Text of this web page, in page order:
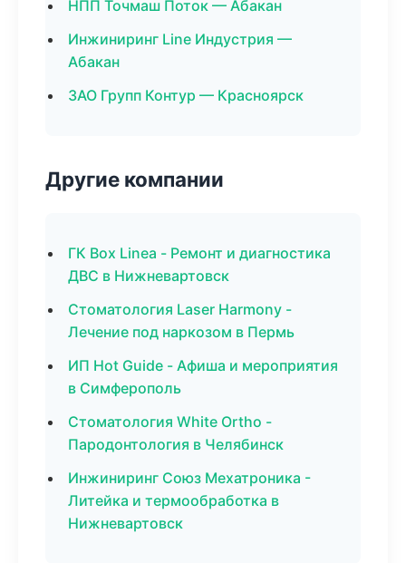
НПП Точмаш Поток — Абакан
Инжиниринг Line Индустрия —
Абакан
ЗАО Групп Контур — Красноярск
Другие компании
ГК Box Linea - Ремонт и диагностика
ДВС в Нижневартовск
Стоматология Laser Harmony -
Лечение под наркозом в Пермь
ИП Hot Guide - Афиша и мероприятия
в Симферополь
Стоматология White Ortho -
Пародонтология в Челябинск
Инжиниринг Союз Мехатроника -
Литейка и термообработка в
Нижневартовск